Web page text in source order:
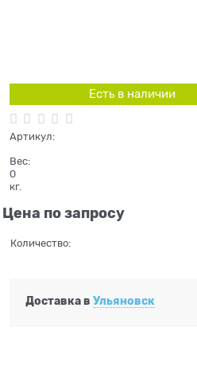
Есть в наличии
Артикул:
Вес:
0
кг.
Цена по запросу
Количество:
Доставка в Ульяновск